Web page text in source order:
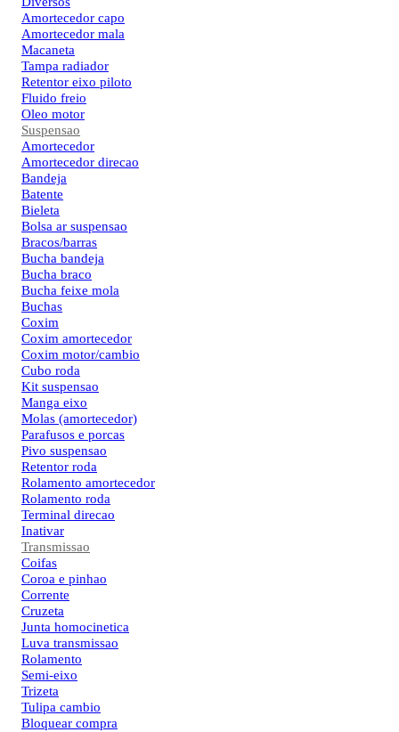
Amortecedor capo
Amortecedor mala
Macaneta
Tampa radiador
Retentor eixo piloto
Fluido freio
Oleo motor
Suspensao
Amortecedor
Amortecedor direcao
Bandeja
Batente
Bieleta
Bolsa ar suspensao
Bracos/barras
Bucha bandeja
Bucha braco
Bucha feixe mola
Buchas
Coxim
Coxim amortecedor
Coxim motor/cambio
Cubo roda
Kit suspensao
Manga eixo
Molas (amortecedor)
Parafusos e porcas
Pivo suspensao
Retentor roda
Rolamento amortecedor
Rolamento roda
Terminal direcao
Inativar
Transmissao
Coifas
Coroa e pinhao
Corrente
Cruzeta
Junta homocinetica
Luva transmissao
Rolamento
Semi-eixo
Trizeta
Tulipa cambio
Bloquear compra